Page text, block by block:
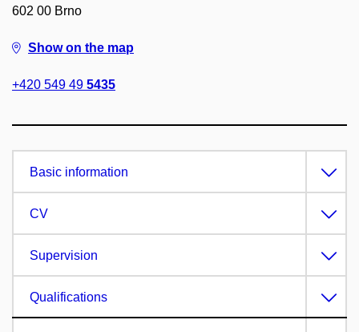
602 00 Brno
Show on the map
+420 549 49 5435
Basic information
CV
Supervision
Qualifications